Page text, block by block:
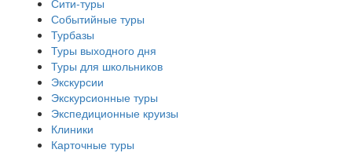
Сити-туры
Событийные туры
Турбазы
Туры выходного дня
Туры для школьников
Экскурсии
Экскурсионные туры
Экспедиционные круизы
Клиники
Карточные туры